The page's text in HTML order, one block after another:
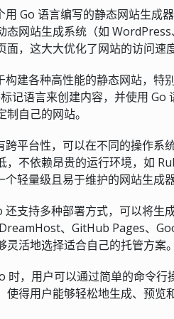
用 Go 语言编写的静态网站生成
态网站生成系统（如
面，这大大优化了网站的访问速
构建各种高性能的静态网站，
记语言来创建内容，并使用 Go
自己的网站。
跨平台性，可以在不同的操作系
，不依赖昂贵的运行环境，如
个轻量级且易于维护的网站生成
还支持多种部署方式，可以将生
、GitHub Pages、
灵活地选择适合自己的托管方案
时，用户可以通过简单的命令
使得用户能够轻松地生成、预览